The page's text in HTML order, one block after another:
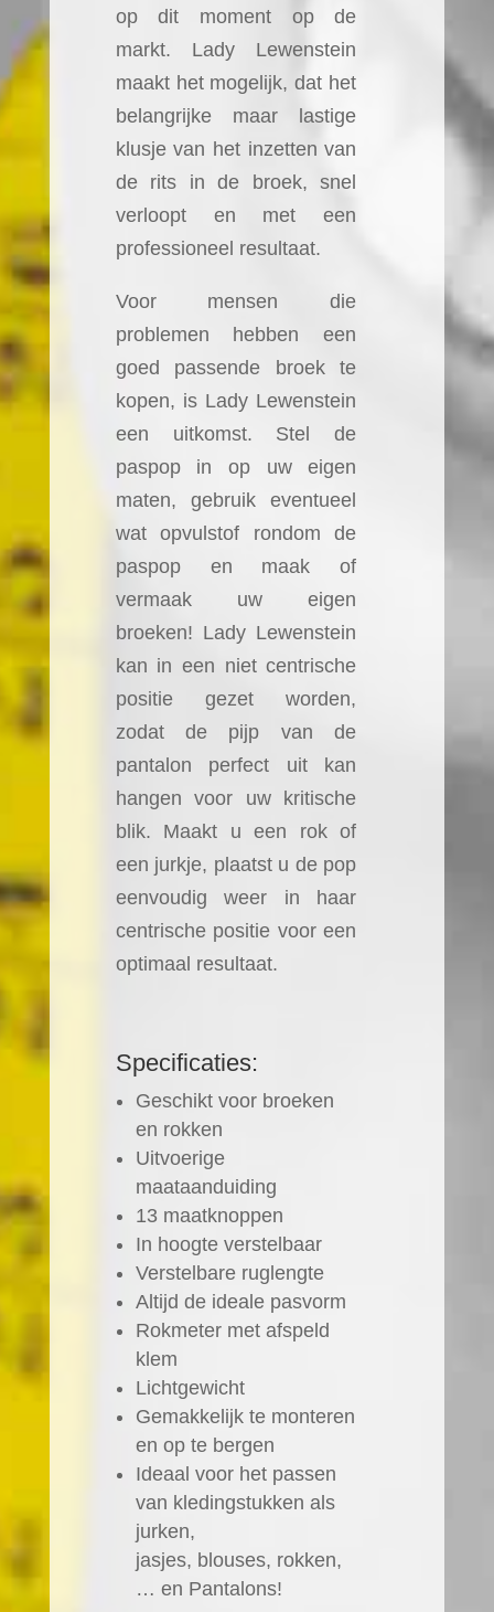
op dit moment op de
markt. Lady Lewenstein
maakt het mogelijk, dat het
belangrijke maar lastige
klusje van het inzetten van
de rits in de broek, snel
verloopt en met een
professioneel resultaat.
Voor mensen die
problemen hebben een
goed passende broek te
kopen, is Lady Lewenstein
een uitkomst. Stel de
paspop in op uw eigen
maten, gebruik eventueel
wat opvulstof rondom de
paspop en maak of
vermaak uw eigen
broeken! Lady Lewenstein
kan in een niet centrische
positie gezet worden,
zodat de pijp van de
pantalon perfect uit kan
hangen voor uw kritische
blik. Maakt u een rok of
een jurkje, plaatst u de pop
eenvoudig weer in haar
centrische positie voor een
optimaal resultaat.
Specificaties:
Geschikt voor broeken
en rokken
Uitvoerige
maataanduiding
13 maatknoppen
In hoogte verstelbaar
Verstelbare ruglengte
Altijd de ideale pasvorm
Rokmeter met afspeld
klem
Lichtgewicht
Gemakkelijk te monteren
en op te bergen
Ideaal voor het passen
van kledingstukken als
jurken,
jasjes, blouses, rokken,
… en Pantalons!